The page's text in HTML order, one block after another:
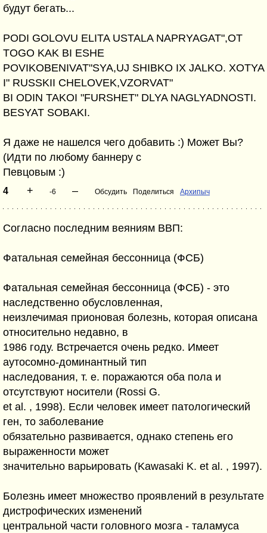
будут бегать...
PODI GOLOVU ELITA USTALA NAPRYAGAT",OT
TOGO KAK BI ESHE
POVIKOBENIVAT"SYA,UJ SHIBKO IX JALKO. XOTYA
I" RUSSKII CHELOVEK,VZORVAT"
BI ODIN TAKOI "FURSHET" DLYA NAGLYADNOSTI.
BESYAT SOBAKI.
Я даже не нашелся чего добавить :) Может Вы?
(Идти по любому баннеру с
Певцовым :)
4 + -6 – Обсудить Поделиться Архипыч
Согласно последним веяниям ВВП:
Фатальная семейная бессонница (ФСБ)
Фатальная семейная бессонница (ФСБ) - это
наследственно обусловленная,
неизлечимая прионовая болезнь, которая описана
относительно недавно, в
1986 году. Встречается очень редко. Имеет
аутосомно-доминантный тип
наследования, т. е. поражаются оба пола и
отсутствуют носители (Rossi G.
et al. , 1998). Если человек имеет патологический
ген, то заболевание
обязательно развивается, однако степень его
выраженности может
значительно варьировать (Kawasaki K. et al. , 1997).
Болезнь имеет множество проявлений в результате
дистрофических изменений
центральной части головного мозга - таламуса